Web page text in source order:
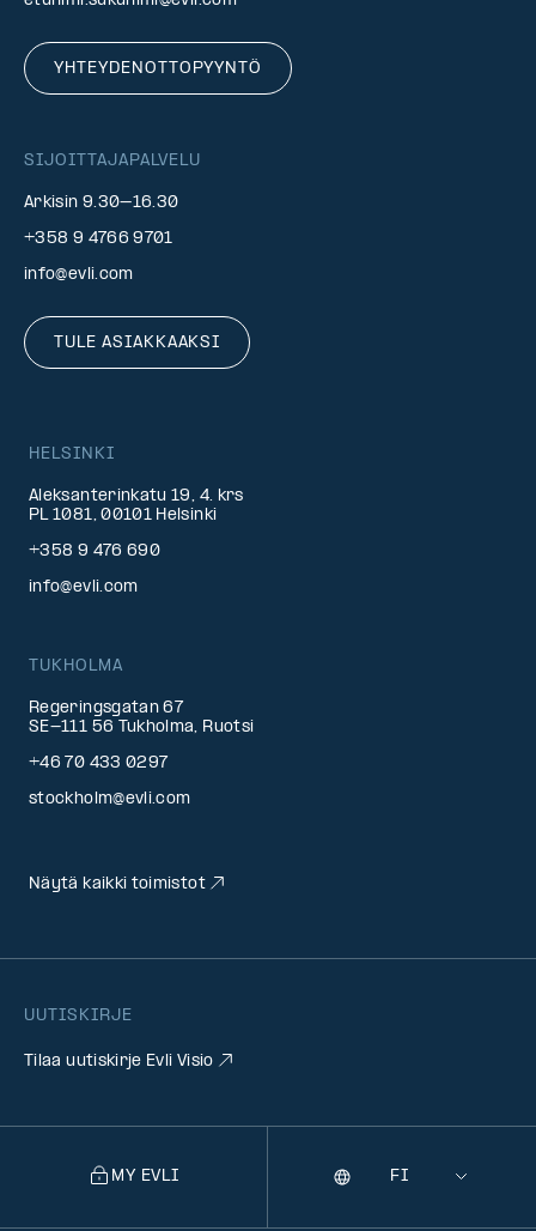
YHTEYDENOTTOPYYNTÖ
SIJOITTAJAPALVELU
Arkisin 9.30–16.30
+358 9 4766 9701
info@evli.com
TULE ASIAKKAAKSI
UUTISKIRJE
Tilaa uutiskirje Evli Visio
HELSINKI
Aleksanterinkatu 19, 4. krs
PL 1081, 00101 Helsinki
+358 9 476 690
info@evli.com
TUKHOLMA
Regeringsgatan 67
SE-111 56 Tukholma, Ruotsi
+46 70 433 0297
stockholm@evli.com
Näytä kaikki toimistot
MY EVLI
Selecting
Kieli